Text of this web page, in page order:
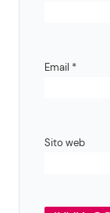
Email *
Sito web